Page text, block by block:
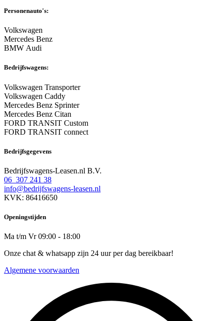
Personenauto's:
Volkswagen
Mercedes Benz
BMW Audi
Bedrijfswagens:
Volkswagen Transporter
Volkswagen Caddy
Mercedes Benz Sprinter
Mercedes Benz Citan
FORD TRANSIT Custom
FORD TRANSIT connect
Bedrijfsgegevens
Bedrijfswagens-Leasen.nl B.V.
06 307 241 38
info@bedrijfswagens-leasen.nl
KVK: 86416650
Openingstijden
Ma t/m Vr 09:00 - 18:00
Onze chat & whatsapp zijn 24 uur per dag bereikbaar!
Algemene voorwaarden